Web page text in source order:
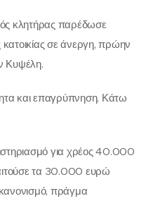
κλητήρας παρέδωσε
σε άνεργη, πρώην
Κυψέλη.
και επαγρύπνηση. Κάτω
για χρέος 40.000
τα 30.000 ευρώ
πράγμα